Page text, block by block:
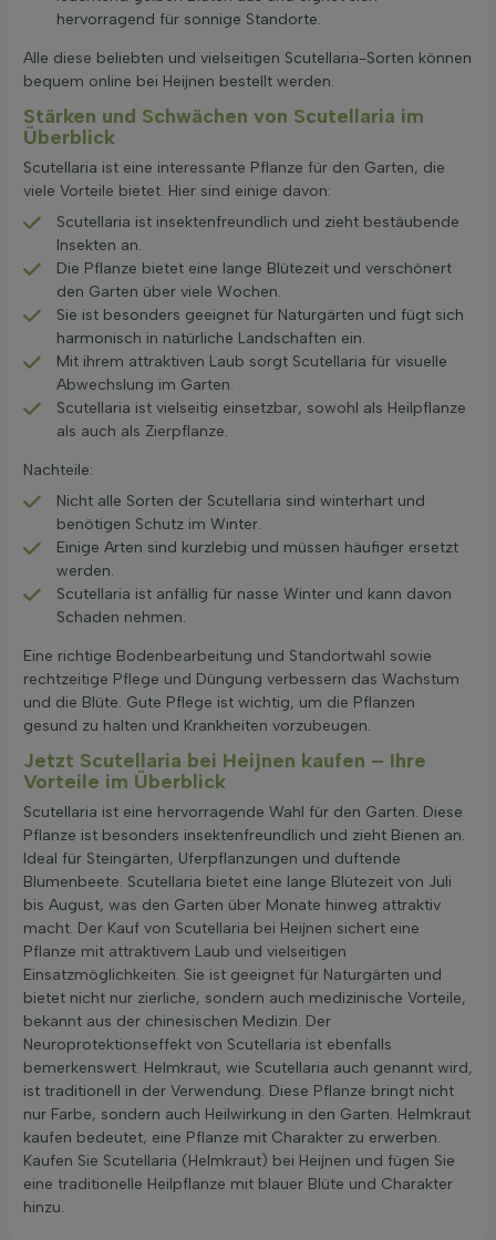
hervorragend für sonnige Standorte.
Alle diese beliebten und vielseitigen Scutellaria-Sorten können
bequem online bei Heijnen bestellt werden.
Stärken und Schwächen von Scutellaria im
Überblick
Scutellaria ist eine interessante Pflanze für den Garten, die
viele Vorteile bietet. Hier sind einige davon:
Scutellaria ist insektenfreundlich und zieht bestäubende
Insekten an.
Die Pflanze bietet eine lange Blütezeit und verschönert
den Garten über viele Wochen.
Sie ist besonders geeignet für Naturgärten und fügt sich
harmonisch in natürliche Landschaften ein.
Mit ihrem attraktiven Laub sorgt Scutellaria für visuelle
Abwechslung im Garten.
Scutellaria ist vielseitig einsetzbar, sowohl als Heilpflanze
als auch als Zierpflanze.
Nachteile:
Nicht alle Sorten der Scutellaria sind winterhart und
benötigen Schutz im Winter.
Einige Arten sind kurzlebig und müssen häufiger ersetzt
werden.
Scutellaria ist anfällig für nasse Winter und kann davon
Schaden nehmen.
Eine richtige Bodenbearbeitung und Standortwahl sowie
rechtzeitige Pflege und Düngung verbessern das Wachstum
und die Blüte. Gute Pflege ist wichtig, um die Pflanzen
gesund zu halten und Krankheiten vorzubeugen.
Jetzt Scutellaria bei Heijnen kaufen – Ihre
Vorteile im Überblick
Scutellaria ist eine hervorragende Wahl für den Garten. Diese
Pflanze ist besonders insektenfreundlich und zieht Bienen an.
Ideal für Steingärten, Uferpflanzungen und duftende
Blumenbeete. Scutellaria bietet eine lange Blütezeit von Juli
bis August, was den Garten über Monate hinweg attraktiv
macht. Der Kauf von Scutellaria bei Heijnen sichert eine
Pflanze mit attraktivem Laub und vielseitigen
Einsatzmöglichkeiten. Sie ist geeignet für Naturgärten und
bietet nicht nur zierliche, sondern auch medizinische Vorteile,
bekannt aus der chinesischen Medizin. Der
Neuroprotektionseffekt von Scutellaria ist ebenfalls
bemerkenswert. Helmkraut, wie Scutellaria auch genannt wird,
ist traditionell in der Verwendung. Diese Pflanze bringt nicht
nur Farbe, sondern auch Heilwirkung in den Garten. Helmkraut
kaufen bedeutet, eine Pflanze mit Charakter zu erwerben.
Kaufen Sie Scutellaria (Helmkraut) bei Heijnen und fügen Sie
eine traditionelle Heilpflanze mit blauer Blüte und Charakter
hinzu.